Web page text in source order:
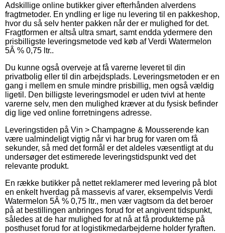
Adskillige online butikker giver efterhånden alverdens
fragtmetoder. En yndling er lige nu levering til en pakkeshop,
hvor du så selv henter pakken når der er mulighed for det.
Fragtformen er altså ultra smart, samt endda ydermere den
prisbilligste leveringsmetode ved køb af Verdi Watermelon
5Â % 0,75 ltr..
Du kunne også overveje at få varerne leveret til din
privatbolig eller til din arbejdsplads. Leveringsmetoden er en
gang i mellem en smule mindre prisbillig, men også vældig
ligetil. Den billigste leveringsmodel er uden tvivl at hente
varerne selv, men den mulighed kræver at du fysisk befinder
dig lige ved online forretningens adresse.
Leveringstiden på Vin > Champagne & Mousserende kan
være ualmindeligt vigtig når vi har brug for varen om få
sekunder, så med det formål er det aldeles væsentligt at du
undersøger det estimerede leveringstidspunkt ved det
relevante produkt.
En række butikker på nettet reklamerer med levering på blot
en enkelt hverdag på massevis af varer, eksempelvis Verdi
Watermelon 5Â % 0,75 ltr., men vær vagtsom da det beroer
på at bestillingen anbringes forud for et angivent tidspunkt,
således at de har mulighed for at nå at få produkterne på
posthuset forud for at logistikmedarbejderne holder fyraften.